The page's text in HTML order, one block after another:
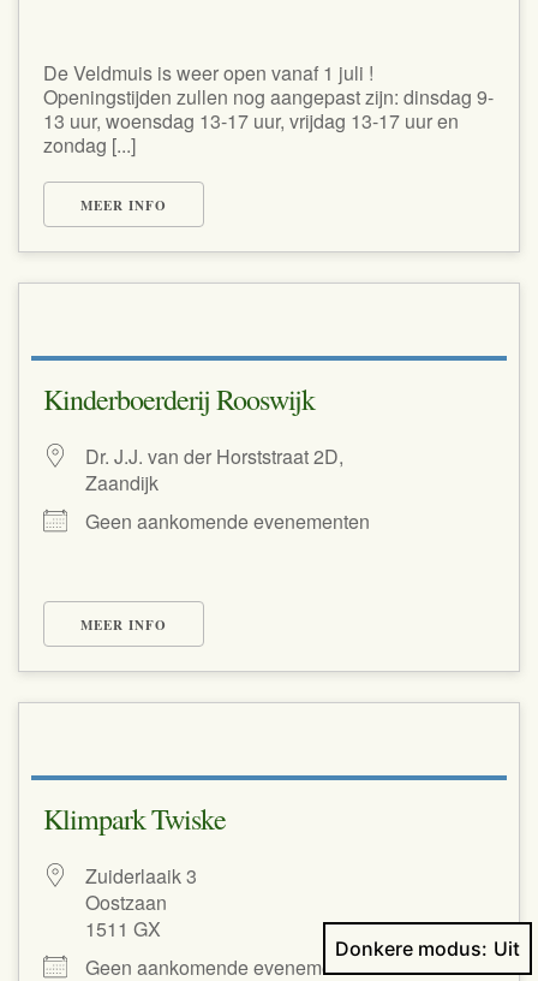
De Veldmuis is weer open vanaf 1 juli !
Openingstijden zullen nog aangepast zijn: dinsdag 9-
13 uur, woensdag 13-17 uur, vrijdag 13-17 uur en
zondag [...]
MEER INFO
Kinderboerderij Rooswijk
Dr. J.J. van der Horststraat 2D,
Zaandijk
Geen aankomende evenementen
MEER INFO
Klimpark Twiske
Zuiderlaaik 3
Oostzaan
1511 GX
Geen aankomende evenementen
Donkere modus: